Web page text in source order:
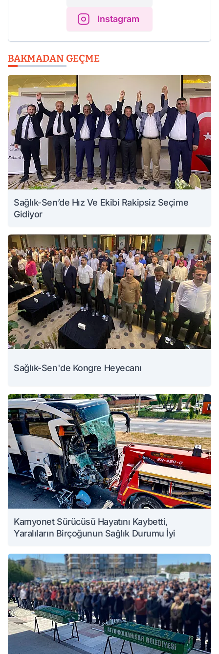
Instagram
BAKMADAN GEÇME
Sağlık-Sen’de Hız Ve Ekibi Rakipsiz Seçime
Gidiyor
Sağlık-Sen'de Kongre Heyecanı
Kamyonet Sürücüsü Hayatını Kaybetti,
Yaralıların Birçoğunun Sağlık Durumu İyi